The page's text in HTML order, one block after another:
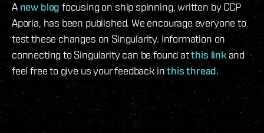
A new blogfocusing on ship spinning, written by CCP
Aporia, has been published. We encourage everyone to
test these changes on Singularity. Information on
connecting to Singularity can be found atthis linkand
feel free to give us your feedback inthis thread.